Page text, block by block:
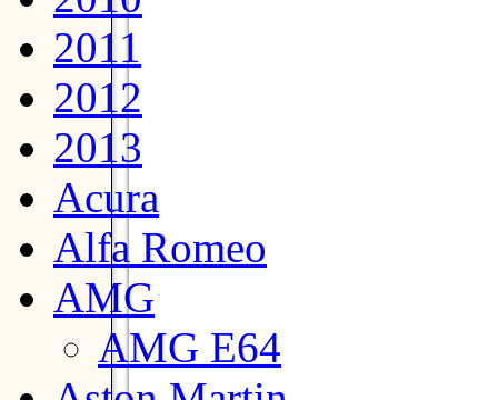
2011
2012
2013
Acura
Alfa Romeo
AMG
AMG E64